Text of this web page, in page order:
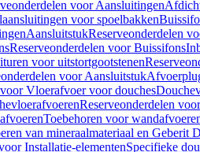
voor Aansluitingen
voor spoelbakken
AansluitstukReserveonderdelen
Reserveonderdelen voor Buissifons
voor uitstortgootstenen
voor Aansluitstuk
Vloerafvoer voor douches
Reserveonderdelen
Toebehoren voor
van mineraalmateriaal en Geberit
Installatie-elementenSpecifieke